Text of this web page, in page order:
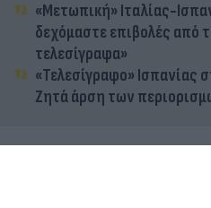
«Μετωπική» Ιταλίας-
δεχόμαστε επιβολές από
τελεσίγραφα»
«Τελεσίγραφο» Ισπανίας
Ζητά άρση των